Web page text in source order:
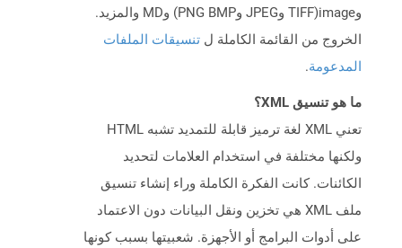
وimage(TIFF وJPEG وPNG BMP) وMD والمزيد.
الخروج من القائمة الكاملة ل تنسيقات الملفات
المدعومة.
ما هو تنسيق XML؟
تعني XML لغة ترميز قابلة للتمديد تشبه HTML
ولكنها مختلفة في استخدام العلامات لتحديد
الكائنات. كانت الفكرة الكاملة وراء إنشاء تنسيق
ملف XML هي تخزين ونقل البيانات دون الاعتماد
على أدوات البرامج أو الأجهزة. شعبيتها بسبب كونها